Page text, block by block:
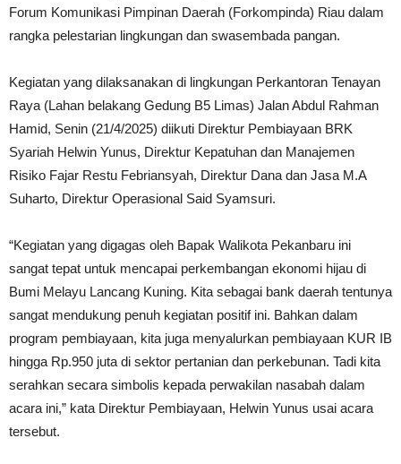
Forum Komunikasi Pimpinan Daerah (Forkompinda) Riau dalam
rangka pelestarian lingkungan dan swasembada pangan.
Kegiatan yang dilaksanakan di lingkungan Perkantoran Tenayan
Raya (Lahan belakang Gedung B5 Limas) Jalan Abdul Rahman
Hamid, Senin (21/4/2025) diikuti Direktur Pembiayaan BRK
Syariah Helwin Yunus, Direktur Kepatuhan dan Manajemen
Risiko Fajar Restu Febriansyah, Direktur Dana dan Jasa M.A
Suharto, Direktur Operasional Said Syamsuri.
“Kegiatan yang digagas oleh Bapak Walikota Pekanbaru ini
sangat tepat untuk mencapai perkembangan ekonomi hijau di
Bumi Melayu Lancang Kuning. Kita sebagai bank daerah tentunya
sangat mendukung penuh kegiatan positif ini. Bahkan dalam
program pembiayaan, kita juga menyalurkan pembiayaan KUR IB
hingga Rp.950 juta di sektor pertanian dan perkebunan. Tadi kita
serahkan secara simbolis kepada perwakilan nasabah dalam
acara ini,” kata Direktur Pembiayaan, Helwin Yunus usai acara
tersebut.